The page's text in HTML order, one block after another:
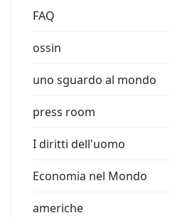
FAQ
ossin
uno sguardo al mondo
press room
I diritti dell'uomo
Economia nel Mondo
americhe